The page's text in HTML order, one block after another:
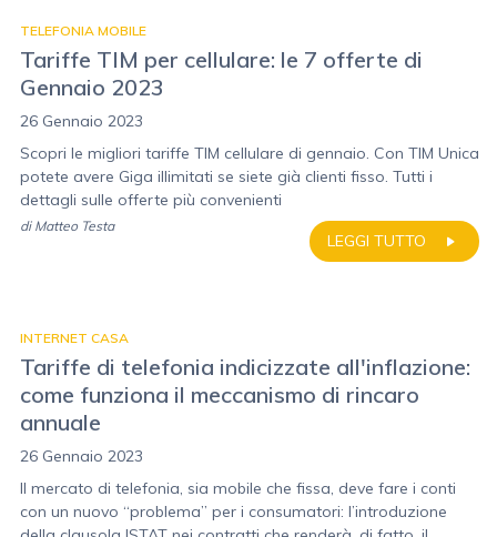
TELEFONIA MOBILE
Tariffe TIM per cellulare: le 7 offerte di
Gennaio 2023
26 Gennaio 2023
Scopri le migliori tariffe TIM cellulare di gennaio. Con TIM Unica
potete avere Giga illimitati se siete già clienti fisso. Tutti i
dettagli sulle offerte più convenienti
LEGGI TUTTO
di Matteo Testa
INTERNET CASA
Tariffe di telefonia indicizzate all'inflazione:
come funziona il meccanismo di rincaro
annuale
26 Gennaio 2023
Il mercato di telefonia, sia mobile che fissa, deve fare i conti
con un nuovo “problema” per i consumatori: l’introduzione